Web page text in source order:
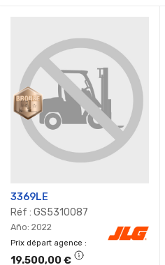
3369LE
Réf : GS5310087
Año: 2022
Prix départ agence
19.500,00 €